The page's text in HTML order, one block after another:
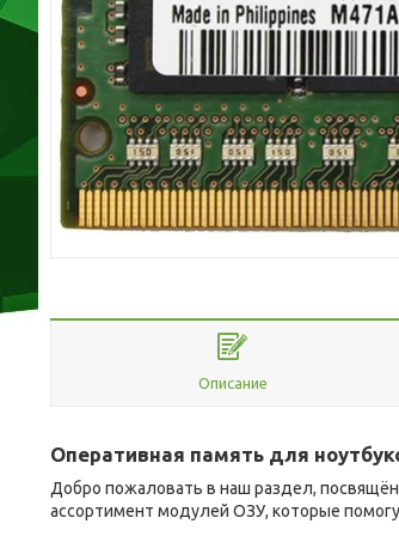
Описание
Оперативная память для
Добро пожаловать в наш раздел,
ассортимент модулей ОЗУ, которые